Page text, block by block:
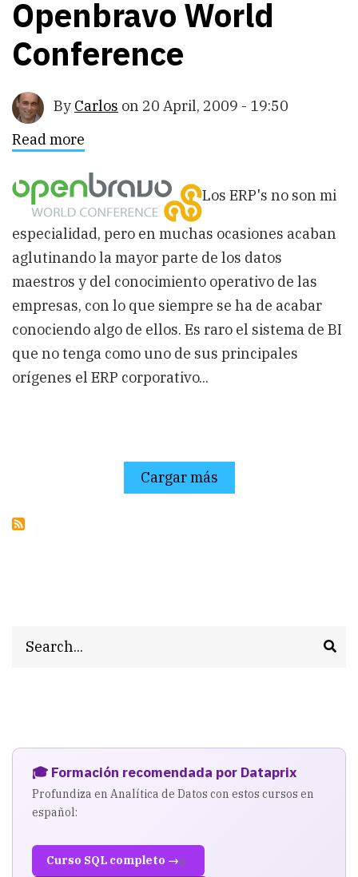
Openbravo World
Conference
By Carlos on 20 April, 2009 - 19:50
Read more
World
Conference
Los ERP's no son mi
especialidad, pero en muchas ocasiones acaban
aglutinando la mayor parte de los datos
maestros y del conocimiento operativo de las
empresas, con lo que siempre se ha de acabar
conociendo algo de ellos. Es raro el sistema de BI
que no tenga como uno de sus principales
orígenes el ERP corporativo...
Cargar más
🎓 Formación recomendada por Dataprix
Profundiza en Analítica de Datos con estos cursos en
español:
Curso SQL completo →